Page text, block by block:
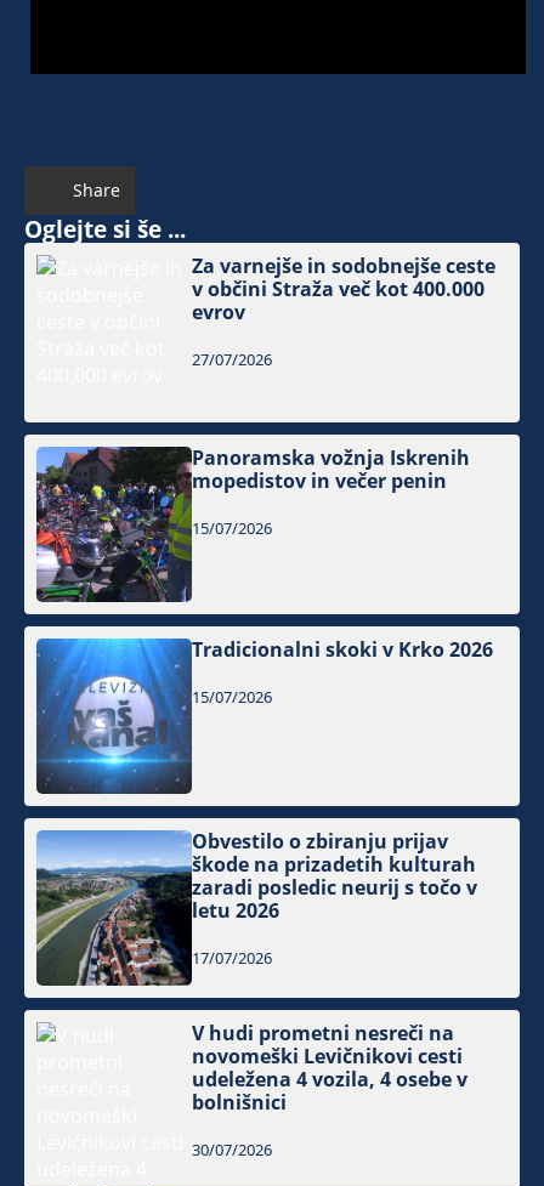
Share
Oglejte si še ...
Za varnejše in sodobnejše ceste
v občini Straža več kot 400.000
evrov
27/07/2026
Panoramska vožnja Iskrenih
mopedistov in večer penin
15/07/2026
Tradicionalni skoki v Krko 2026
15/07/2026
Obvestilo o zbiranju prijav
škode na prizadetih kulturah
zaradi posledic neurij s točo v
letu 2026
17/07/2026
V hudi prometni nesreči na
novomeški Levičnikovi cesti
udeležena 4 vozila, 4 osebe v
bolnišnici
30/07/2026